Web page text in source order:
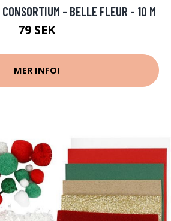
- BELLE FLEUR - 10 M
79 SEK
MER INFO!